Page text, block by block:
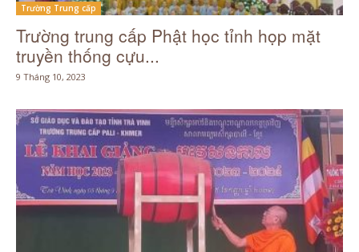
Trường Trung cấp
Trường trung cấp Phật học tỉnh họp mặt
truyền thống cựu...
9 Tháng 10, 2023